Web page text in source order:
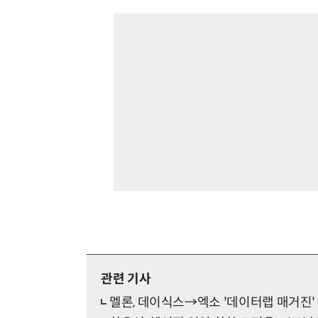
관련 기사
멜론, 데이식스→엑소 '데이터랩 매거진'